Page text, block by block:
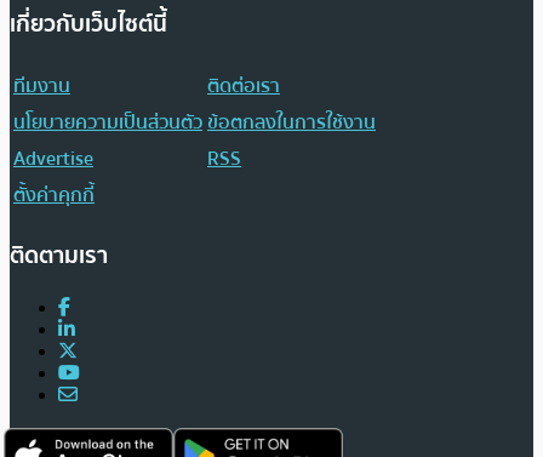
เกี่ยวกับเว็บไซต์นี้
ทีมงาน
ติดต่อเรา
นโยบายความเป็นส่วนตัวข้อตกลงในการใช้งาน
Advertise
RSS
ตั้งค่าคุกกี้
ติดตามเรา